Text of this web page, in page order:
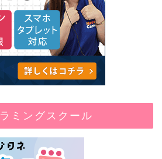
ミングスクール